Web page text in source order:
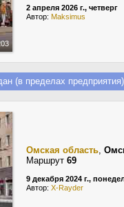
2 апреля 2026 г., четверг
Автор: Maksimus
(в пределах предприятия)
Омская область,
Маршрут 69
9 декабря 2024 г.,
Автор: X-Rayder